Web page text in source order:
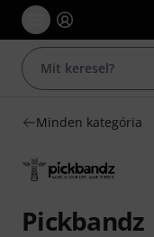
Minden kategória
Pickbandz